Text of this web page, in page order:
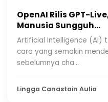
OpenAI Rilis GPT-
Manusia Sungguh...
Artificial Intelligence (AI)
cara yang semakin
sebelumnya cha...
Lingga Canastain Aulia